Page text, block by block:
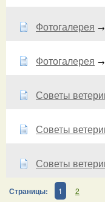
Фотогалерея →
Фотогалерея →
Советы
Советы
Советы
Страницы: 1 2